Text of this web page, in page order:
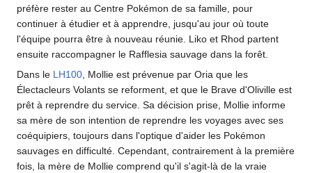
préfère rester au Centre Pokémon de sa famille, pour
continuer à étudier et à apprendre, jusqu'au jour où toute
l'équipe pourra être à nouveau réunie. Liko et Rhod partent
ensuite raccompagner le Rafflesia sauvage dans la forêt.
Dans le LH100, Mollie est prévenue par Oria que les
Électacleurs Volants se reforment, et que le Brave d'Oliville est
prêt à reprendre du service. Sa décision prise, Mollie informe
sa mère de son intention de reprendre les voyages avec ses
coéquipiers, toujours dans l'optique d'aider les Pokémon
sauvages en difficulté. Cependant, contrairement à la première
fois, la mère de Mollie comprend qu'il s'agit-là de la vraie